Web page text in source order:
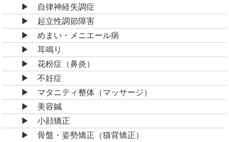
自律神経失調症
起立性調節障害
めまい・メニエール病
耳鳴り
花粉症（鼻炎）
不妊症
マタニティ整体（マッサージ）
美容鍼
小顔矯正
骨盤・姿勢矯正（猫背矯正）